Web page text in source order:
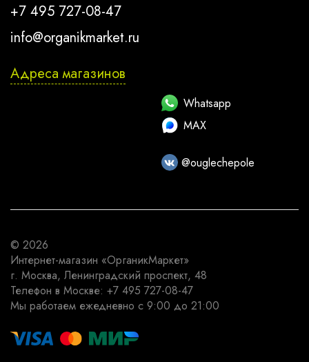
+7 495 727-08-47
info@organikmarket.ru
Адреса магазинов
Whatsapp
MAX
@ouglechepole
© 2026
Интернет-магазин «ОрганикМаркет»
г. Москва, Ленинградский проспект, 48
Телефон в Москве: +7 495 727-08-47
Мы работаем ежедневно с 9:00 до 21:00